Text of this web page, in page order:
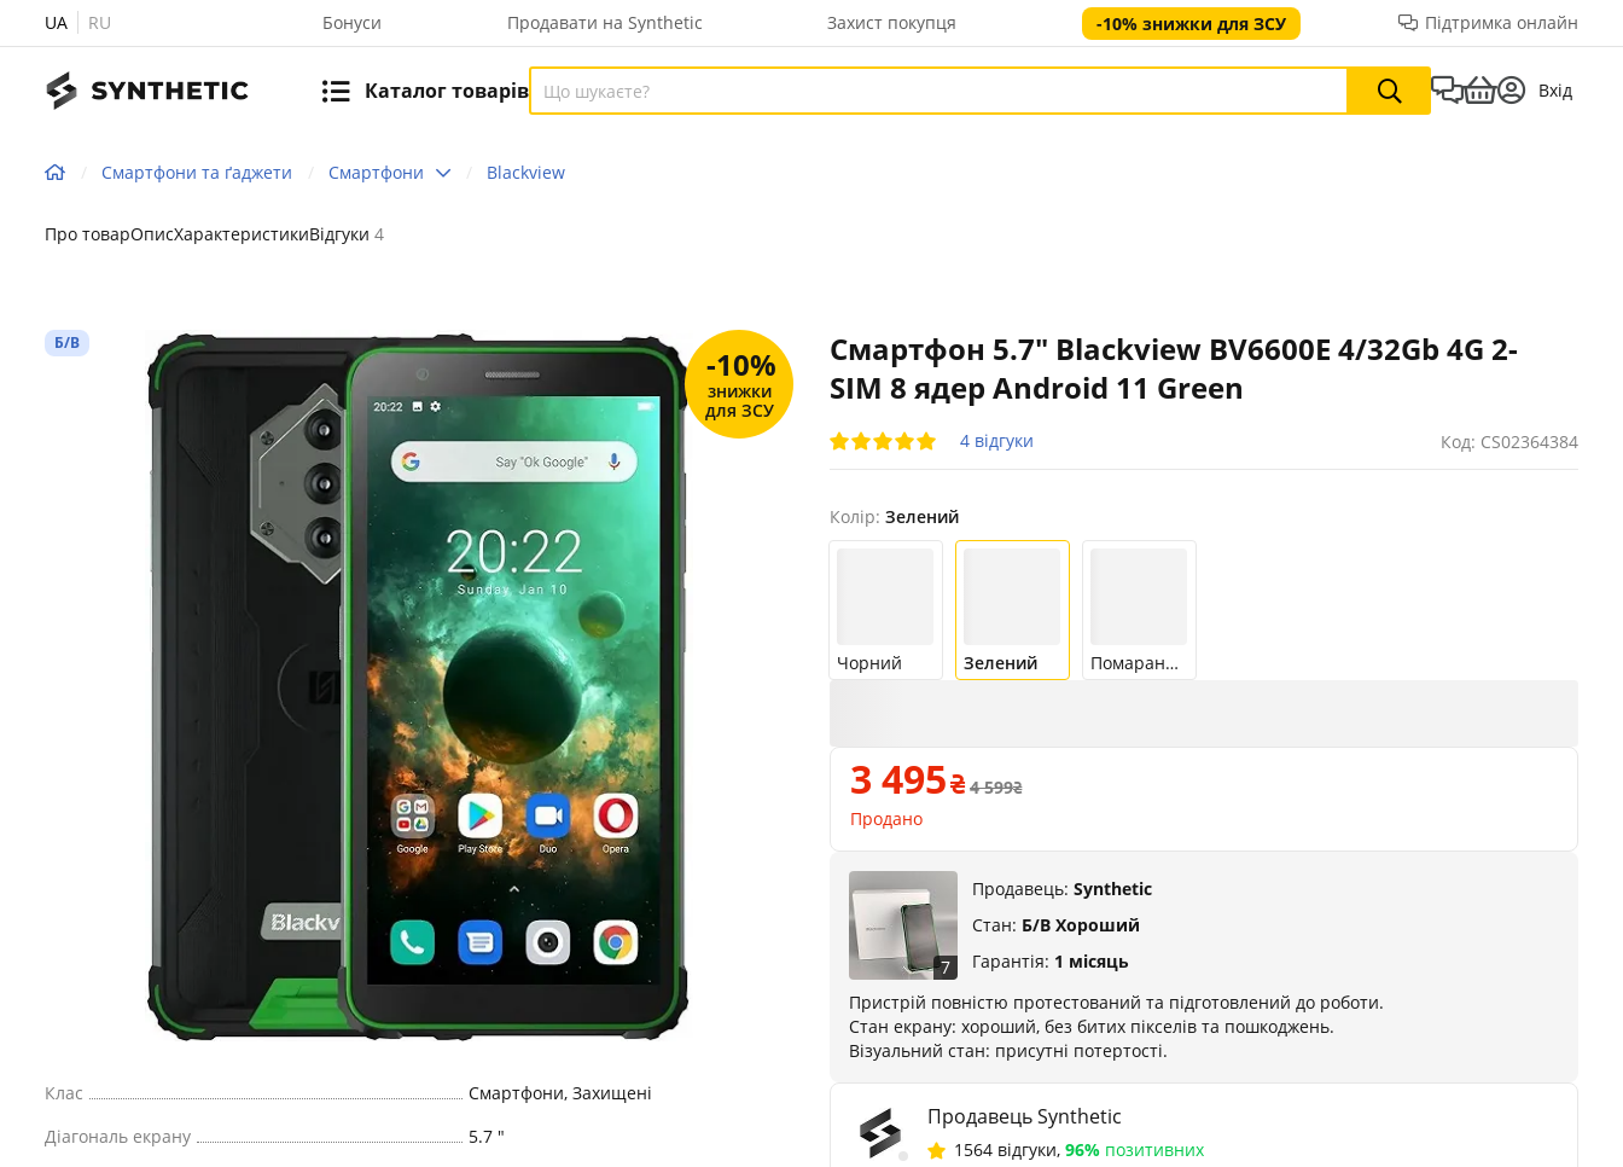
UA RU Бонуси Продавати на Synthetic Захист покупця -10% знижки для ЗСУ Підтримка онлайн
Каталог товарів Вхід
Смартфони та ґаджети Смартфони Blackview
Про товарОписХарактеристикиВідгуки 4
Смартфон 5.7" Blackview BV6600E 4/32Gb 4G 2-
SIM 8 ядер Android 11 Green
4 відгуки Код: CS02364384
Б/В
-10%
знижки
для ЗСУ
Клас
Смартфони, Захищені
Діагональ екрану
5.7 "
Колір: Зелений
Чорний Зелений Помаранчевий
3 495
4 599
Продано
7
Продавець: Synthetic
Стан: Б/В Хороший
Гарантія: 1 місяць
Пристрій повністю протестований та підготовлений до роботи.
Стан екрану: хороший, без битих пікселів та пошкоджень.
Візуальний стан: присутні потертості.
Продавець Synthetic
1564 відгуки, 96% позитивних